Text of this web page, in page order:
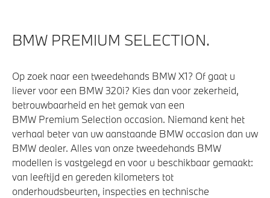
Veiligheid
Akoestische waarschuwing voor voetgangers
Actieve Voetgangersbescherming
BMW PREMIUM SELECTION.
Op zoek naar een tweedehands BMW X1? Of gaat u
liever voor een BMW 320i? Kies dan voor zekerheid,
betrouwbaarheid en het gemak van een
BMW Premium Selection occasion. Niemand kent het
verhaal beter van uw aanstaande BMW occasion dan uw
BMW dealer. Alles van onze tweedehands BMW
modellen is vastgelegd en voor u beschikbaar gemaakt:
van leeftijd en gereden kilometers tot
onderhoudsbeurten, inspecties en technische